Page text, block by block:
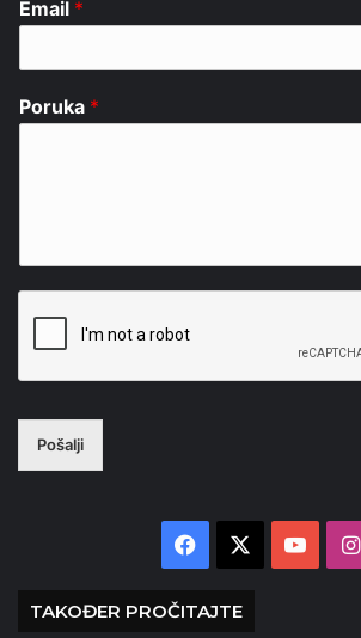
Email *
Poruka *
Pošalji
Facebook
TAKOĐER PROČITAJTE